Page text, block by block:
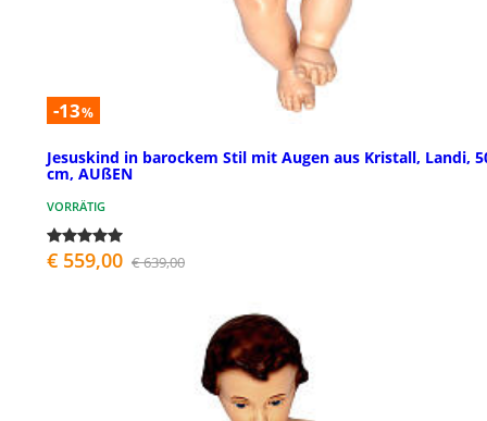
-13%
Jesuskind in barockem Stil mit Augen aus Kristall, Landi,
cm, AUßEN
VORRÄTIG
€ 559,00 € 639,00